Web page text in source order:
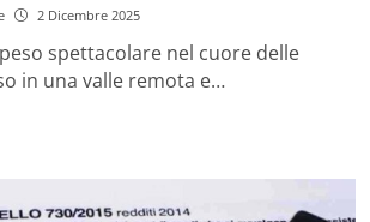
2 Dicembre 2025
spettacolare nel cuore delle
in una valle remota e…